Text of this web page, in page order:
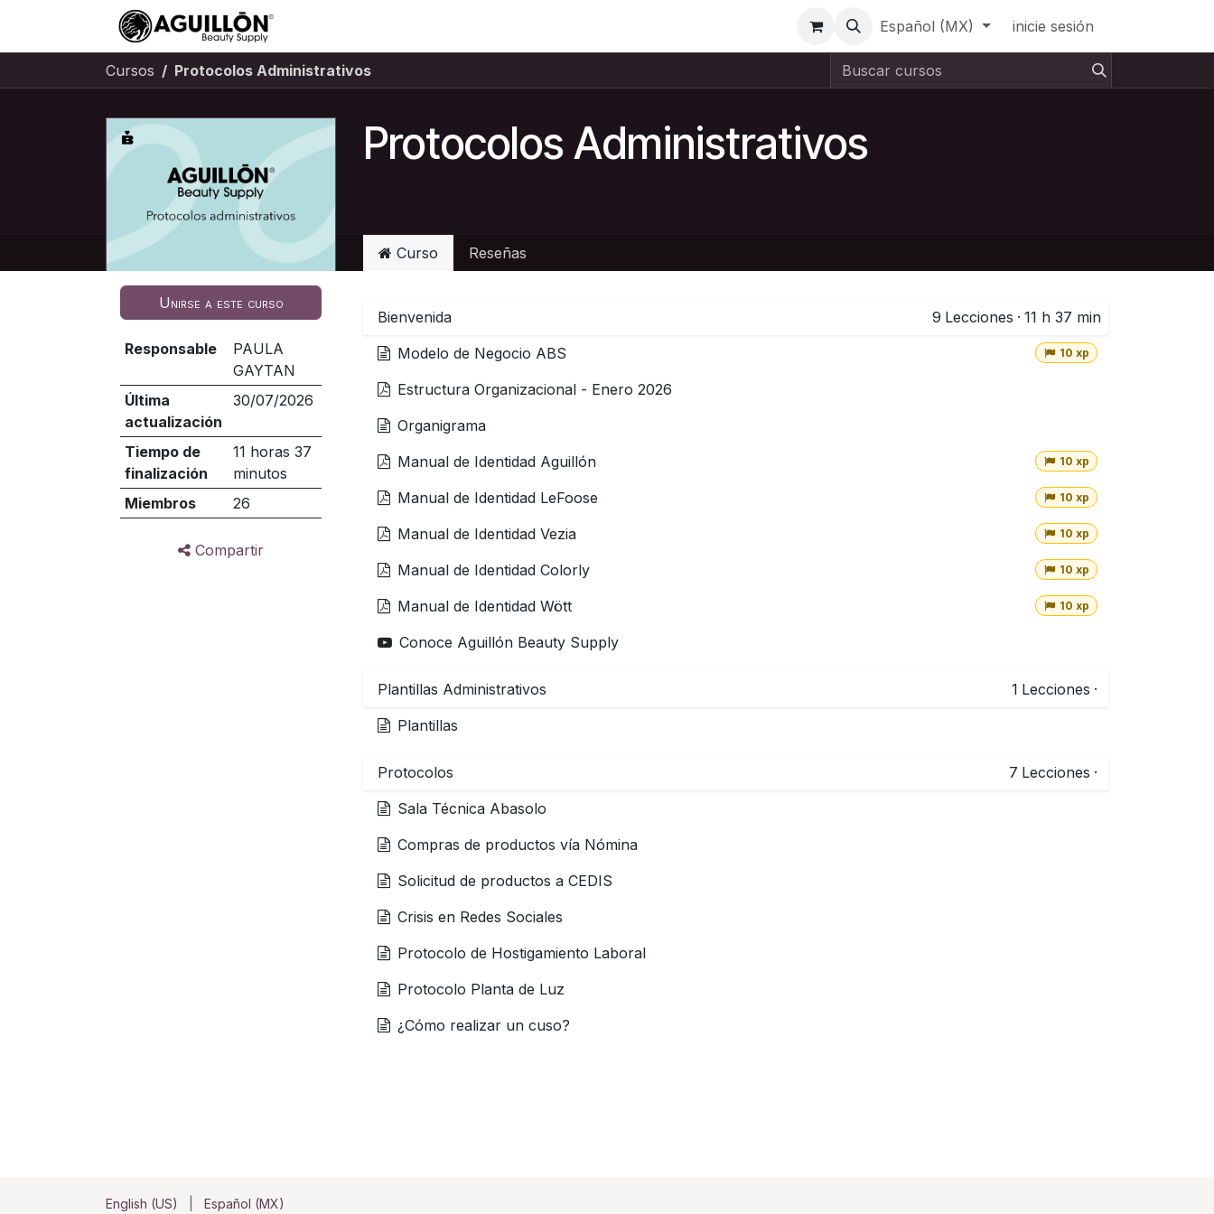
Español (MX) inicie sesión
Cursos Protocolos Administrativos
Protocolos Administrativos
Unirse a este curso
Responsable
PAULA
GAYTAN
Última
actualización
30/07/2026
Tiempo de
finalización
11 horas 37
minutos
Miembros
26
Compartir
Curso Reseñas
Bienvenida 9 Lecciones · 11 h 37 min
Modelo de Negocio ABS
10 xp
Estructura Organizacional - Enero 2026
Organigrama
Manual de Identidad Aguillón
10 xp
Manual de Identidad LeFoose 10 xp
Manual de Identidad Vezia 10 xp
Manual de Identidad Colorly 10 xp
Manual de Identidad Wött 10 xp
Conoce Aguillón Beauty Supply
Plantillas Administrativos 1 Lecciones ·
Plantillas
Protocolos 7 Lecciones ·
Sala Técnica Abasolo
Compras de productos vía Nómina
Solicitud de productos a CEDIS
Crisis en Redes Sociales
Protocolo de Hostigamiento Laboral
Protocolo Planta de Luz
¿Cómo realizar un cuso?
English (US) Español (MX)